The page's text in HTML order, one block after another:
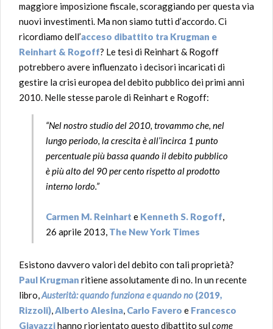
maggiore imposizione fiscale, scoraggiando per questa via
nuovi investimenti. Ma non siamo tutti d’accordo. Ci
ricordiamo dell’acceso dibattito tra Krugman e
Reinhart & Rogoff? Le tesi di Reinhart & Rogoff
potrebbero avere influenzato i decisori incaricati di
gestire la crisi europea del debito pubblico dei primi anni
2010. Nelle stesse parole di Reinhart e Rogoff:
“Nel nostro studio del 2010, trovammo che, nel
lungo periodo, la crescita è all’incirca 1 punto
percentuale più bassa quando il debito pubblico
è più alto del 90 per cento rispetto al prodotto
interno lordo.”
Carmen M. Reinhart e Kenneth S. Rogoff,
26 aprile 2013, The New York Times
Esistono davvero valori del debito con tali proprietà?
Paul Krugman ritiene assolutamente di no. In un recente
libro, Austerità: quando funziona e quando no (2019,
Rizzoli) Alberto Alesina Carlo Favero e Francesco
Giavazzihanno riorientato questo dibattito sulcome